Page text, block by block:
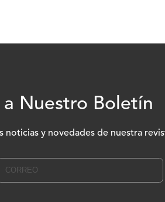
Nuestro Boletín
noticias y novedades de nuestra